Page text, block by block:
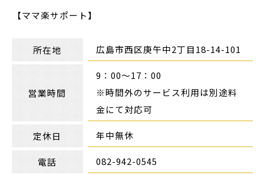
【ママ楽サポート】
所在地 広島市西区庚午中2丁目18-14-101
営業時間
9：00〜17：00
※時間外のサービス利用は別途料
金にて対応可
定休日 年中無休
電話 082-942-0545